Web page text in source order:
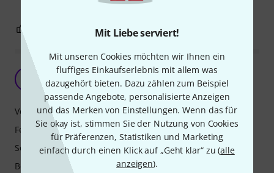
Mit Liebe serviert!
Mit unseren Cookies möchten wir Ihnen ein
fluffiges Einkaufserlebnis mit allem was
dazugehört bieten. Dazu zählen zum Beispiel
passende Angebote, personalisierte Anzeigen
und das Merken von Einstellungen. Wenn das für
Sie okay ist, stimmen Sie der Nutzung von Cookies
für Präferenzen, Statistiken und Marketing
einfach durch einen Klick auf „Geht klar“ zu (alle
anzeigen).
BEWERTUNG MELDEN
Guter Sound, aber....
Reinhard154 14.03.2026
Verarbeitung
Features
Sound
Bedienung